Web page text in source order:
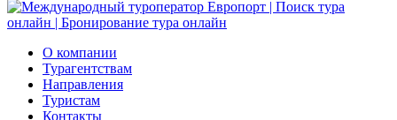
О компании
Турагентствам
Направления
Туристам
Контакты